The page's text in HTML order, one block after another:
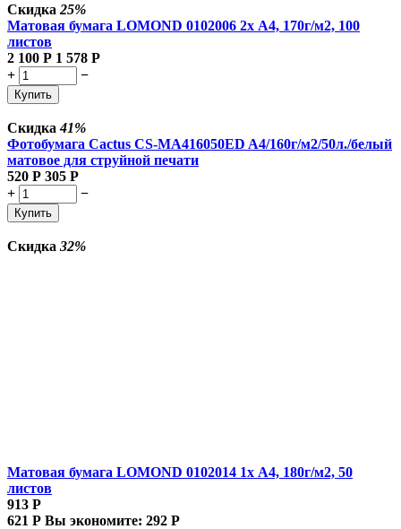
Скидка 25%
Матовая бумага LOMOND 0102006 2х A4, 170г/м2, 100
листов
2 100 Р 1 578 Р
+
−
Купить
Скидка41%
Фотобумага Cactus CS-MA416050ED A4/160г/м2/50л./белый
матовое для струйной печати
520 Р 305 Р
+
−
Купить
Скидка 32%
Матовая бумага LOMOND 0102014 1х A4, 180г/м2, 50
листов
913 Р
621 Р Вы экономите: 292 Р